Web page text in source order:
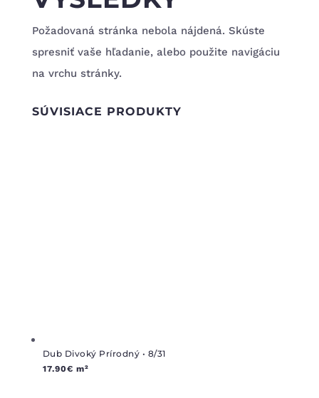
Požadovaná stránka nebola nájdená. Skúste
spresniť vaše hľadanie, alebo použite navigáciu
na vrchu stránky.
SÚVISIACE PRODUKTY
Dub Divoký Prírodný • 8/31
17.90€ m²